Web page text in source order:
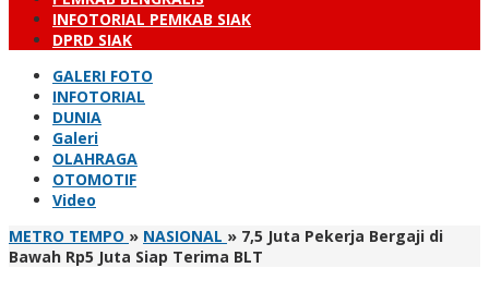
INFOTORIAL PEMKAB SIAK
DPRD SIAK
GALERI FOTO
INFOTORIAL
DUNIA
Galeri
OLAHRAGA
OTOMOTIF
Video
METRO TEMPO » NASIONAL » 7,5 Juta Pekerja Bergaji di
Bawah Rp5 Juta Siap Terima BLT